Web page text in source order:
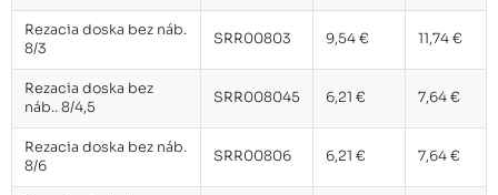
Rezacia doska bez náb.
8/3
SRR00803 9,54 € 11,74 €
Rezacia doska bez
náb.. 8/4,5
SRR008045 6,21 € 7,64 €
Rezacia doska bez náb.
8/6
SRR00806 6,21 € 7,64 €